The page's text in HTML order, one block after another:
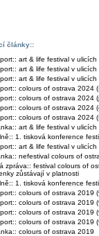
články::
art & life festival v
art & life festival v
art & life festival v ulicích
colours of ostrava 2024
colours of ostrava 2024
colours of ostrava 2024
colours of ostrava 2024
art & life festival v ulicích
1. tisková konference
art & life festival v
nefestival colours of
zpráva:: festival colours of
zůstávají v platnosti
1. tisková konference
colours of ostrava 2019
colours of ostrava 2019
colours of ostrava 2019
colours of ostrava 2019
colours of ostrava 2019